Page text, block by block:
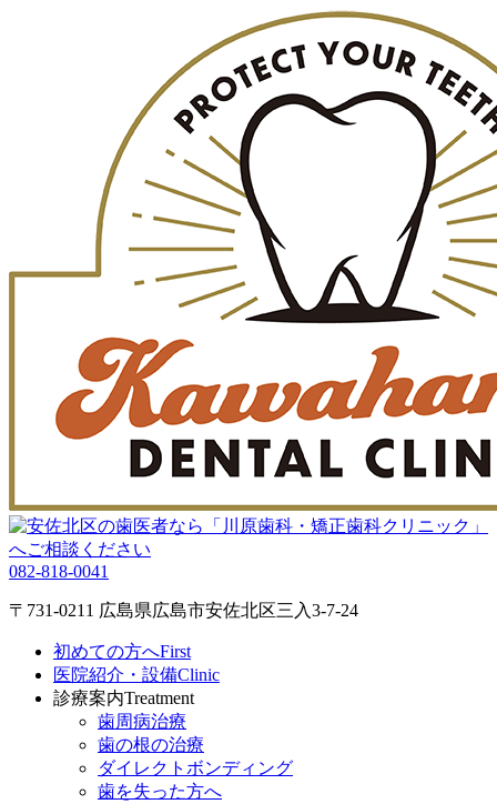
082-818-0041
〒731-0211 広島県広島市安佐北区三入3-7-24
初めての方へFirst
医院紹介・設備Clinic
診療案内Treatment
歯周病治療
歯の根の治療
ダイレクトボンディング
歯を失った方へ